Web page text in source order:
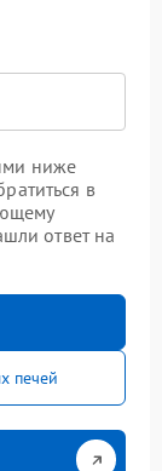
ниже
в
ответ на
печей